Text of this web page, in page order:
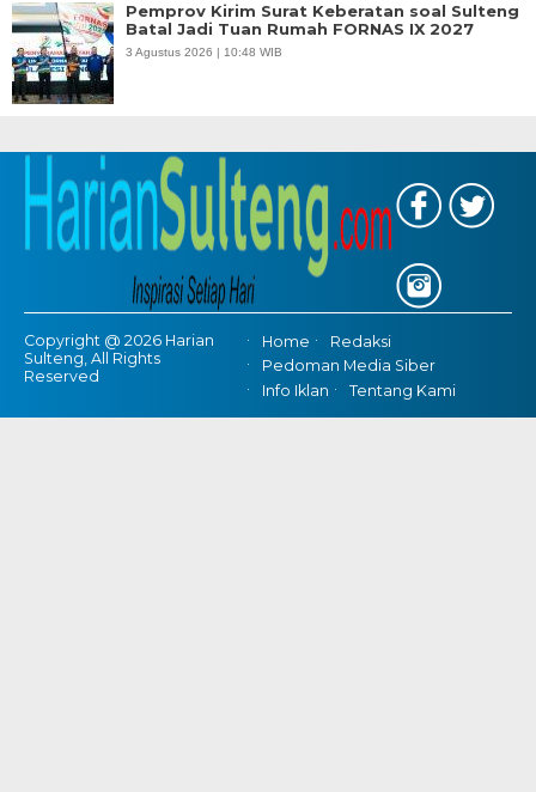
Pemprov Kirim Surat Keberatan soal Sulteng
Batal Jadi Tuan Rumah FORNAS IX 2027
3 Agustus 2026 | 10:48 WIB
Copyright @ 2026 Harian
Sulteng, All Rights
Reserved
Home
Redaksi
Pedoman Media Siber
Info Iklan
Tentang Kami